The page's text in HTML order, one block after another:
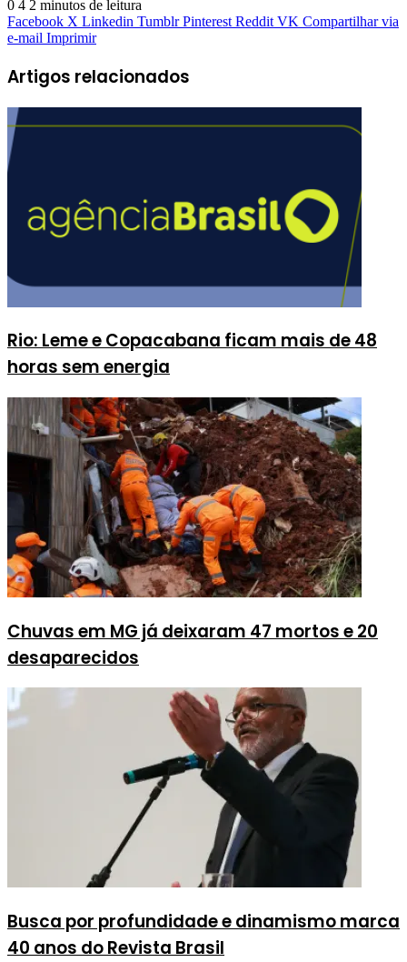
0 4 2 minutos de leitura
Facebook X Linkedin Tumblr Pinterest Reddit VK Compartilhar via
e-mail Imprimir
Artigos relacionados
Rio: Leme e Copacabana ficam mais de 48
horas sem energia
Chuvas em MG já deixaram 47 mortos e 20
desaparecidos
Busca por profundidade e dinamismo marca
40 anos do Revista Brasil